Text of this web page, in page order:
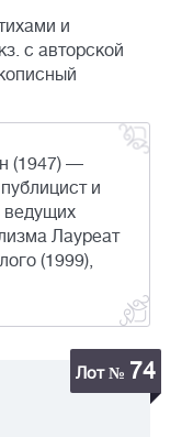
и
с авторской
(1947) —
и
ведущих
Лауреат
(1999),
Лот № 74